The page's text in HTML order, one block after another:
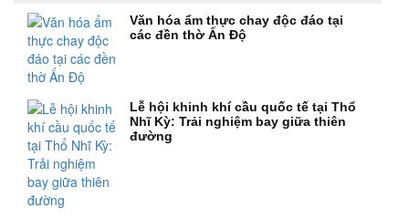
Văn hóa ẩm thực chay độc đáo tại
các đền thờ Ấn Độ
Lễ hội khinh khí cầu quốc tế tại Thổ
Nhĩ Kỳ: Trải nghiệm bay giữa thiên
đường